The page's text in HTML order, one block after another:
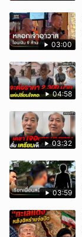
03:00
04:58
03:32
03:59